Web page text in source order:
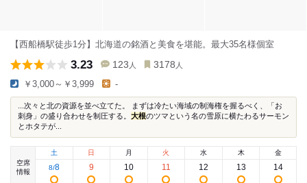
【西船橋駅徒歩1分】北海道の銘酒と美食を堪能。最大35名様個室
3.23 123 人 3178 人
￥3,000～￥3,999 -
...次々と北の資源を並べ立てた。 まずは冷たい海域の制海権を握るべく、「お
刺身」の盛り合わせを制圧する。 大根のツマという名の雪原に横たわるサーモン
とホタテが...
空席
情報
土
8/8
日
9
月
10
火
11
水
12
木
13
金
14